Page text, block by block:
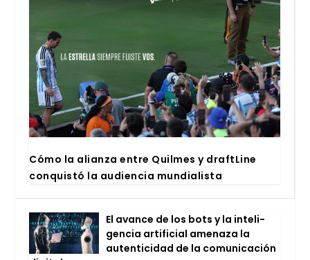
Cómo la alian­za entre Quil­mes y draftLi­ne
con­quis­tó la audien­cia mun­dia­lis­ta
El avan­ce de los bots y la inte­li­
gen­cia arti­fi­cial ame­na­za la
auten­ti­ci­dad de la comu­ni­ca­ción